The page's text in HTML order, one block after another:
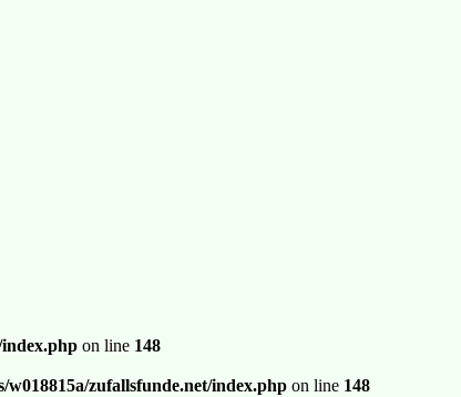
on line 148
w018815a/zufallsfunde.net/index.php on line 148